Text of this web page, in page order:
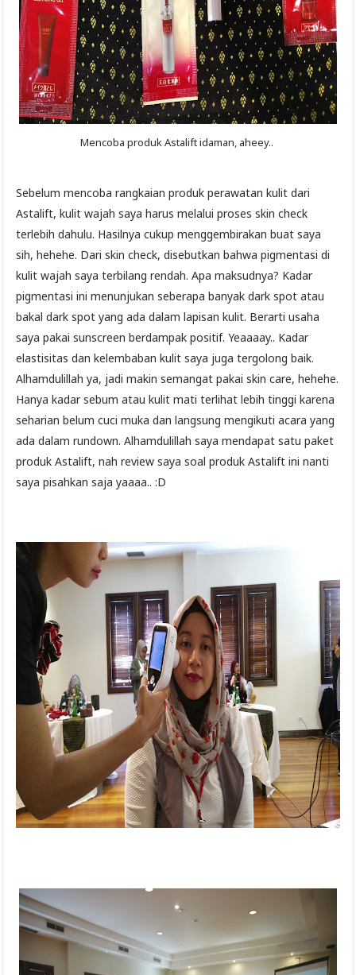
Mencoba produk Astalift idaman, aheey..
Sebelum mencoba rangkaian produk perawatan kulit dari
Astalift, kulit wajah saya harus melalui proses skin check
terlebih dahulu. Hasilnya cukup menggembirakan buat saya
sih, hehehe. Dari skin check, disebutkan bahwa pigmentasi di
kulit wajah saya terbilang rendah. Apa maksudnya? Kadar
pigmentasi ini menunjukan seberapa banyak dark spot atau
bakal dark spot yang ada dalam lapisan kulit. Berarti usaha
saya pakai sunscreen berdampak positif. Yeaaaay.. Kadar
elastisitas dan kelembaban kulit saya juga tergolong baik.
Alhamdulillah ya, jadi makin semangat pakai skin care, hehehe.
Hanya kadar sebum atau kulit mati terlihat lebih tinggi karena
seharian belum cuci muka dan langsung mengikuti acara yang
ada dalam rundown. Alhamdulillah saya mendapat satu paket
produk Astalift, nah review saya soal produk Astalift ini nanti
saya pisahkan saja yaaaa.. :D